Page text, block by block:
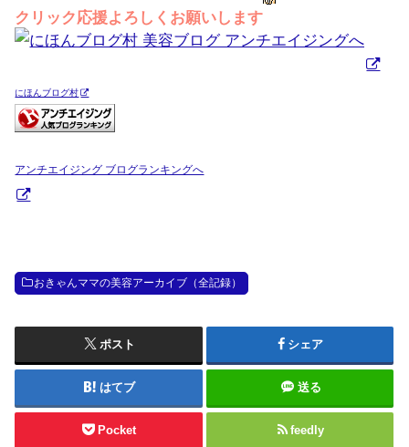
クリック応援よろしくお願いします
にほんブログ村
アンチエイジング ブログランキングへ
おきゃんママの美容アーカイブ（全記録）
ポスト シェア
はてブ 送る
Pocket feedly